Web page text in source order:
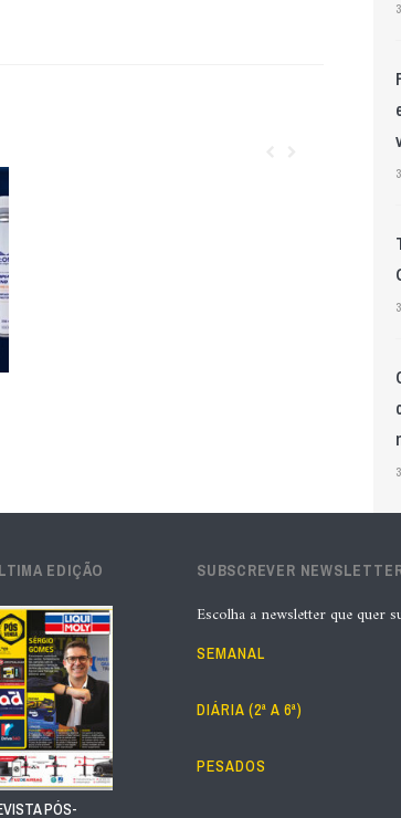
EDIÇÃO
PÓS-
SUBSCREVER
Escolha a newsletter que quer
SEMANAL
DIÁRIA (2ª A 6ª)
PESADOS